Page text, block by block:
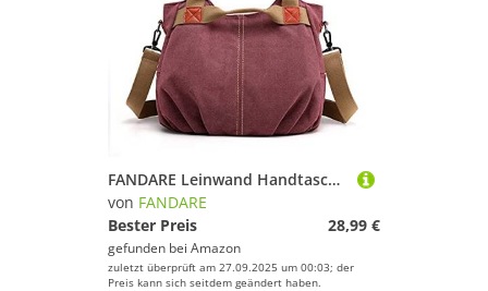
FANDARE Leinwand Handtaschen Schultertasche Damen Umhängetasche Vintage Frauen Arbeitstasche für Shopper Reisen Crossbody Messenger Bag Violett
von FANDARE
Bester Preis
28,99 €
gefunden bei Amazon
zuletzt überprüft am 27.09.2025 um 00:03; der
Preis kann sich seitdem geändert haben.